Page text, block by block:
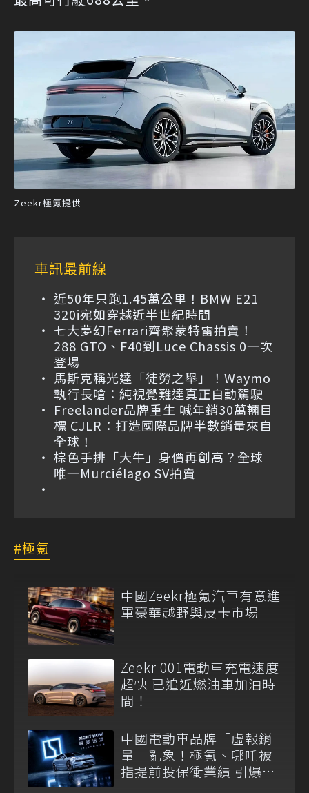
Zeekr極氪提供
車訊最前線
近50年只跑1.45萬公里！BMW E21
320i宛如穿越近半世紀時間
七大夢幻Ferrari齊聚蒙特雷拍賣！
288 GTO、F40到Luce Chassis 0一次
登場
馬斯克稱光達「徒勞之舉」！Waymo
執行長嗆：純視覺難達真正自動駕駛
Freelander品牌重生 喊年銷30萬輛目
標 CJLR：打造國際品牌半數銷量來自
全球！
棕色手排「大牛」身價再創高？全球
唯一Murciélago SV拍賣
極氪
中國Zeekr極氪汽車有意進
軍豪華越野與皮卡市場
Zeekr 001電動車充電速度
超快 已追近燃油車加油時
間！
中國電動車品牌「虛報銷
量」亂象！極氪、哪吒被
指提前投保衝業績 引爆